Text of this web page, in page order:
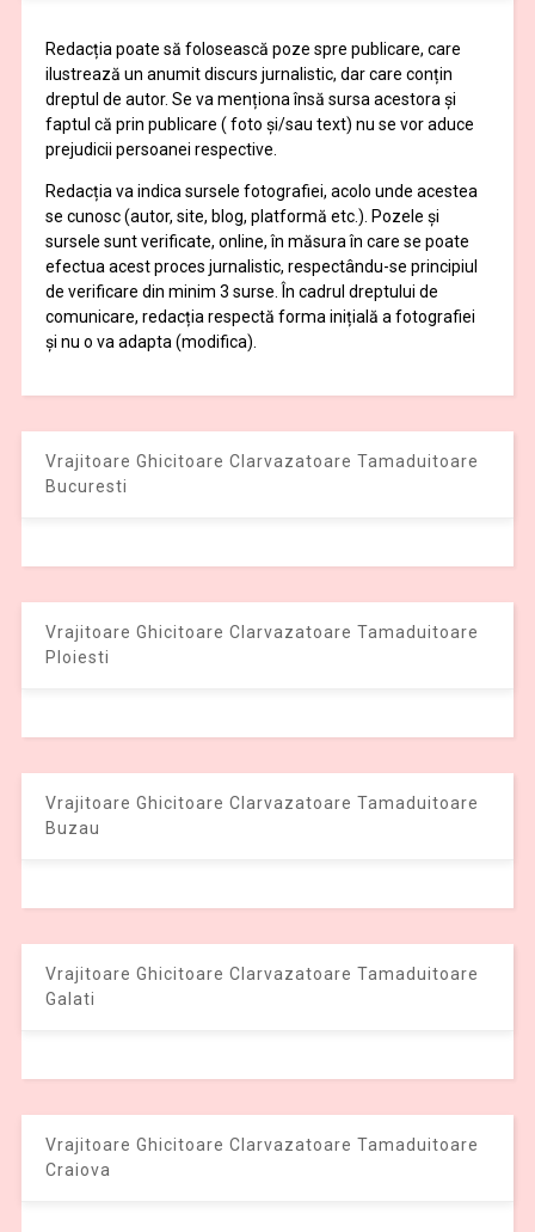
Redacția poate să folosească poze spre publicare, care
ilustrează un anumit discurs jurnalistic, dar care conțin
dreptul de autor. Se va menționa însă sursa acestora și
faptul că prin publicare ( foto și/sau text) nu se vor aduce
prejudicii persoanei respective.
Redacția va indica sursele fotografiei, acolo unde acestea
se cunosc (autor, site, blog, platformă etc.). Pozele și
sursele sunt verificate, online, în măsura în care se poate
efectua acest proces jurnalistic, respectându-se principiul
de verificare din minim 3 surse. În cadrul dreptului de
comunicare, redacția respectă forma inițială a fotografiei
și nu o va adapta (modifica).
Vrajitoare Ghicitoare Clarvazatoare Tamaduitoare
Bucuresti
Vrajitoare Ghicitoare Clarvazatoare Tamaduitoare
Ploiesti
Vrajitoare Ghicitoare Clarvazatoare Tamaduitoare
Buzau
Vrajitoare Ghicitoare Clarvazatoare Tamaduitoare
Galati
Vrajitoare Ghicitoare Clarvazatoare Tamaduitoare
Craiova